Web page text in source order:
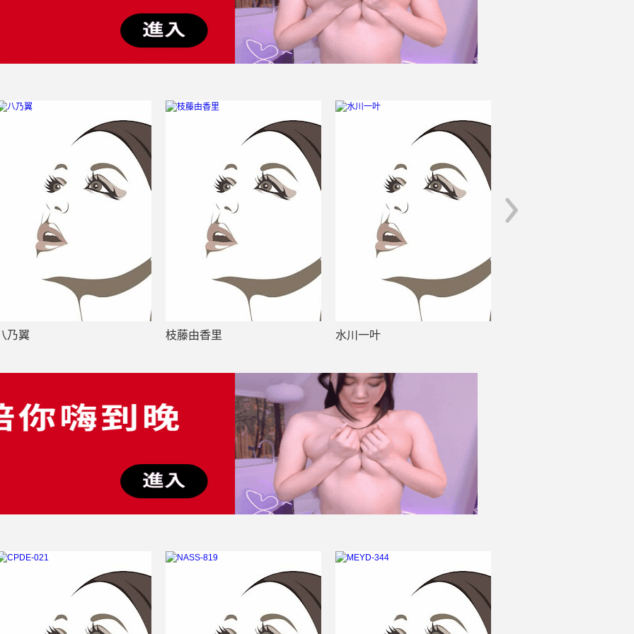
乃翼 枝藤由香里 水川一叶